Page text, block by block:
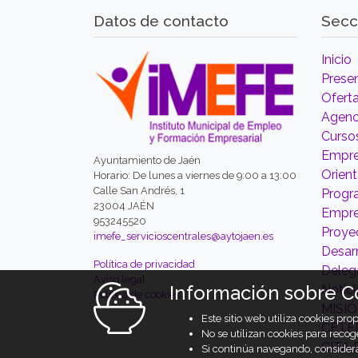
Datos de contacto
Ayuntamiento de Jaén
Horario: De lunes a viernes de 9:00 a 13:00
Calle San Andrés, 1
23004 JAÉN
953245520
imefe_servicioscentrales@aytojaen.es
Política de privacidad
Aviso legal
Política de cookies
Inicio
CITA
Información sobre
Este sitio web utiliza cookies
No se utilizan cookies para
Si continúa navegando,